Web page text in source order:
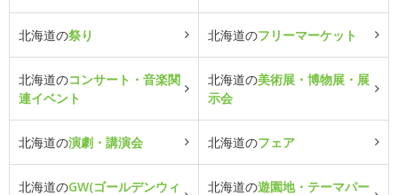
北海道の祭り 北海道のフリーマーケット
北海道のコンサート・音楽関
連イベント
北海道の美術展・博物展・展
示会
北海道の演劇・講演会 北海道のフェア
北海道のGW(ゴールデンウィ
北海道の遊園地・テーマパー